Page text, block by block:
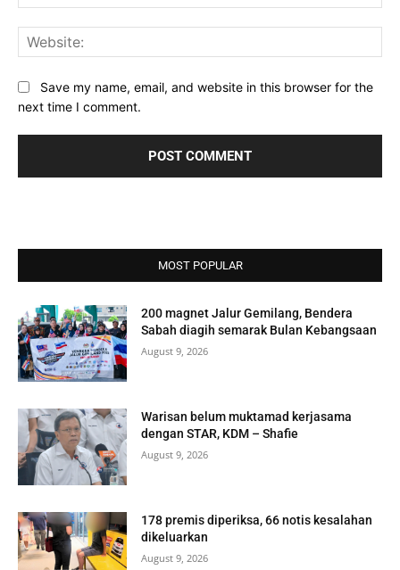
Save my name, email, and website in this browser for the
next time I comment.
MOST POPULAR
200 magnet Jalur Gemilang, Bendera
Sabah diagih semarak Bulan Kebangsaan
August 9, 2026
Warisan belum muktamad kerjasama
dengan STAR, KDM – Shafie
August 9, 2026
178 premis diperiksa, 66 notis kesalahan
dikeluarkan
August 9, 2026